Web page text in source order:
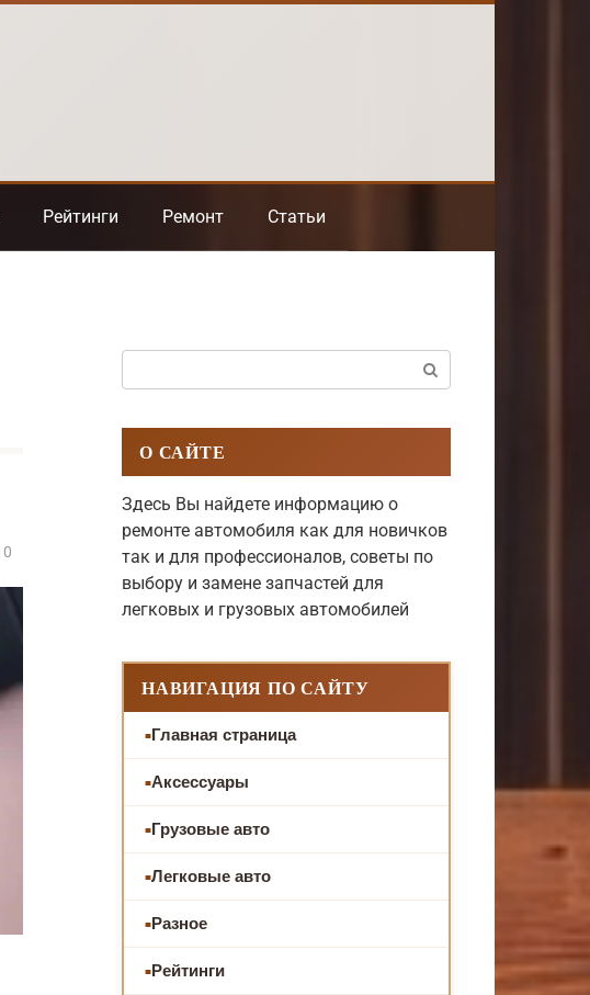
Рейтинги Ремонт Статьи
0
О САЙТЕ
Здесь Вы найдете информацию о
ремонте автомобиля как для новичков
так и для профессионалов, советы по
выбору и замене запчастей для
легковых и грузовых автомобилей
НАВИГАЦИЯ ПО САЙТУ
Главная страница
Аксессуары
Грузовые авто
Легковые авто
Разное
Рейтинги